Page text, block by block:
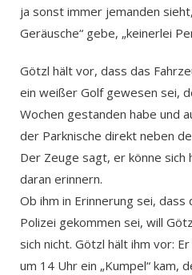
ja sonst immer jemanden
Geräusche“ gebe, „keinerlei
Götzl hält vor, dass das
ein weißer Golf gewesen sei,
Wochen gestanden habe und
der Parknische direkt neben
Der Zeuge sagt, er könne sich
daran erinnern.
Ob ihm in Erinnerung sei, dass
Polizei gekommen sei, will
sich nicht. Götzl hält ihm vor:
um 14 Uhr ein „Kumpel“ kam,